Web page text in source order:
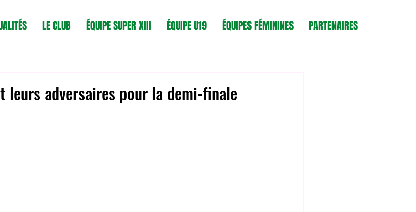
LE CLUB ÉQUIPE SUPER XIII ÉQUIPE U19 ÉQUIPES FÉMININES PARTENAIRES
leurs adversaires pour la demi-finale